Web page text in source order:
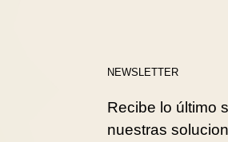
NEWSLETTER
Recibe lo último
nuestras